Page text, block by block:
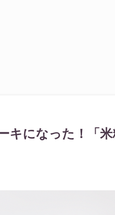
キになった！「